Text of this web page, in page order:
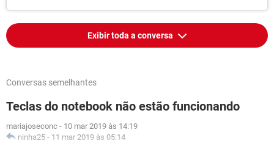
Exibir toda a conversa
Conversas semelhantes
Teclas do notebook não estão funcionando
mariajoseconc - 10 mar 2019 às 14:19
ninha25 - 11 mar 2019 às 05:14